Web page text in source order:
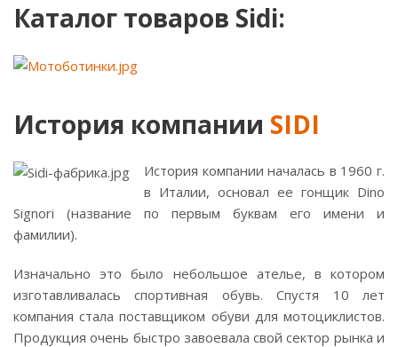
Каталог товаров Sidi:
История компании SIDI
История компании началась в 1960 г.
в Италии, основал ее гонщик Dino
Signori (название по первым буквам его имени и
фамилии).
Изначально это было небольшое ателье, в котором
изготавливалась спортивная обувь. Спустя 10 лет
компания стала поставщиком обуви для мотоциклистов.
Продукция очень быстро завоевала свой сектор рынка и